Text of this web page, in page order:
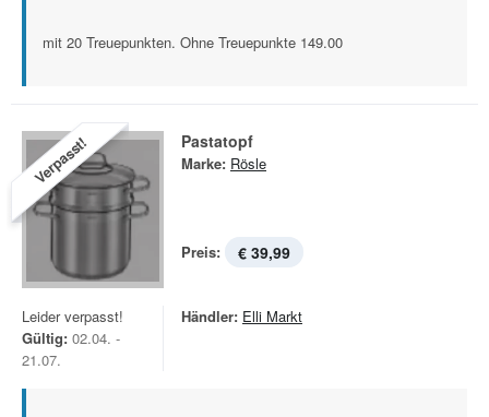
mit 20 Treuepunkten. Ohne Treuepunkte 149.00
Verpasst! Pastatopf
Marke: Rösle
Preis: € 39,99
Leider verpasst!
Gültig: 02.04. -
21.07.
Händler: Elli Markt